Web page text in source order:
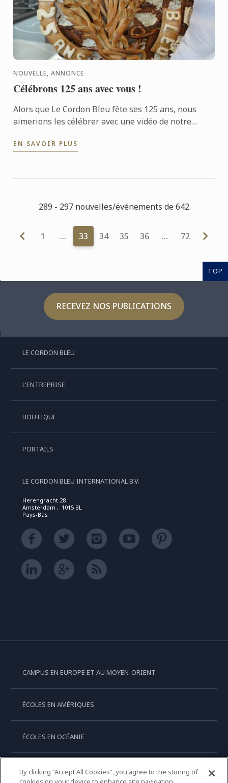
NOUVELLE, ANNONCE
Célébrons 125 ans avec vous !
Alors que Le Cordon Bleu fête ses 125 ans, nous
aimerions les célébrer avec une vidéo de notre
...
EN SAVOIR PLUS
289 - 297 nouvelles/événements de 642
1 … 33 34 35 36 … 72
TOP
RECEVEZ NOS PUBLICATIONS
LE CORDON BLEU
L'ENTREPRISE
BOUTIQUE
PORTAILS
LE CORDON BLEU INTERNATIONAL B.V.
Herengracht 28
Amsterdam , 1015 BL
Pays-Bas
CAMPUS EN EUROPE ET AU MOYEN-ORIENT
ÉCOLES EN AMÉRIQUES
ÉCOLES EN OCÉANIE
ÉCOLES EN ASIE
By clicking “Accept All Cookies”, you agree to the storing of